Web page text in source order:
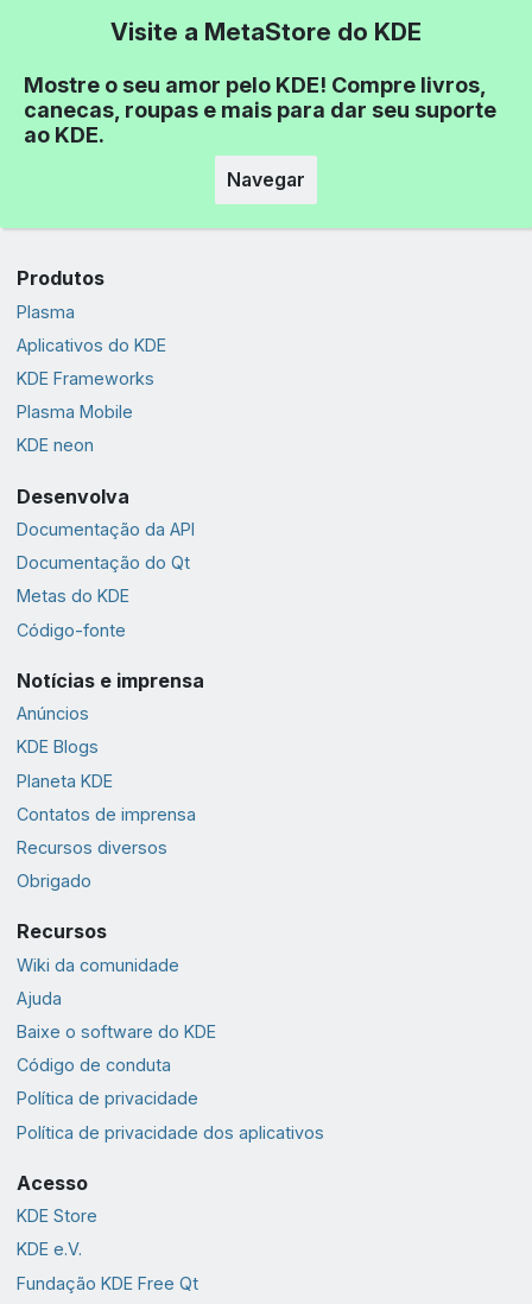
Visite a MetaStore do KDE
Mostre o seu amor pelo KDE! Compre livros,
canecas, roupas e mais para dar seu suporte
ao KDE.
Navegar
Produtos
Plasma
Aplicativos do KDE
KDE Frameworks
Plasma Mobile
KDE neon
Desenvolva
Documentação da API
Documentação do Qt
Metas do KDE
Código-fonte
Notícias e imprensa
Anúncios
KDE Blogs
Planeta KDE
Contatos de imprensa
Recursos diversos
Obrigado
Recursos
Wiki da comunidade
Ajuda
Baixe o software do KDE
Código de conduta
Política de privacidade
Política de privacidade dos aplicativos
Acesso
KDE Store
KDE e.V.
Fundação KDE Free Qt